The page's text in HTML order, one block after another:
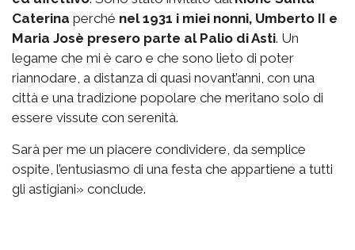
Caterina perché nel 1931 i miei nonni, Umberto II e
Maria Josè presero parte al Palio di Asti. Un
legame che mi è caro e che sono lieto di poter
riannodare, a distanza di quasi novant’anni, con una
città e una tradizione popolare che meritano solo di
essere vissute con serenità.
Sarà per me un piacere condividere, da semplice
ospite, l’entusiasmo di una festa che appartiene a tutti
gli astigiani» conclude.